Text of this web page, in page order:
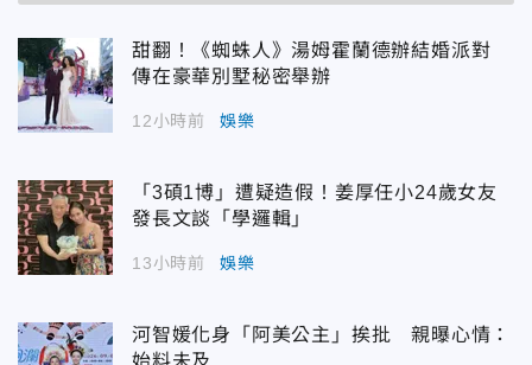
甜翻！《蜘蛛人》湯姆霍蘭德辦結婚派對
傳在豪華別墅秘密舉辦
12小時前 娛樂
「3碩1博」遭疑造假！姜厚任小24歲女友
發長文談「學邏輯」
13小時前 娛樂
河智媛化身「阿美公主」挨批 親曝心情：